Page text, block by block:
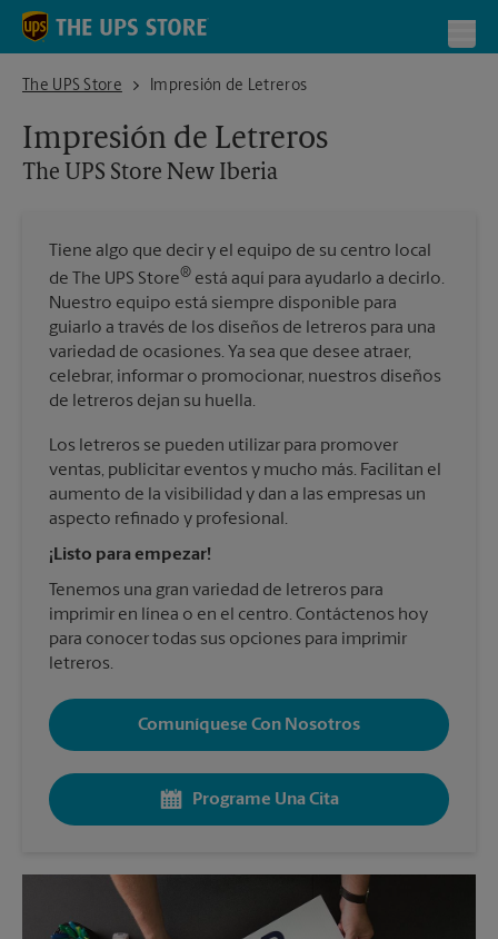
Skip to content
Return to Nav
The UPS Store
The UPS Store New IberiaImpresión de Letreros
Impresión de Letreros
The UPS Store New Iberia
Tiene algo que decir y el equipo de su centro local
de The UPS Store® está aquí para ayudarlo a decirlo.
Nuestro equipo está siempre disponible para
guiarlo a través de los diseños de letreros para una
variedad de ocasiones. Ya sea que desee atraer,
celebrar, informar o promocionar, nuestros diseños
de letreros dejan su huella.
Los letreros se pueden utilizar para promover
ventas, publicitar eventos y mucho más. Facilitan el
aumento de la visibilidad y dan a las empresas un
aspecto refinado y profesional.
¡Listo para empezar!
Tenemos una gran variedad de letreros para
imprimir en línea o en el centro. Contáctenos hoy
para conocer todas sus opciones para imprimir
letreros.
Comuníquese Con Nosotros
Programe Una Cita